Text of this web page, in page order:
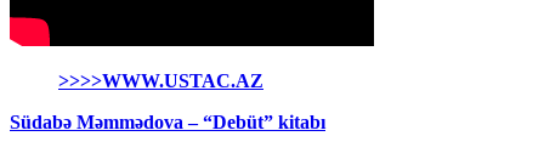
>>>>WWW.USTAC.AZ
Südabə Məmmədova – “Debüt” kitabı